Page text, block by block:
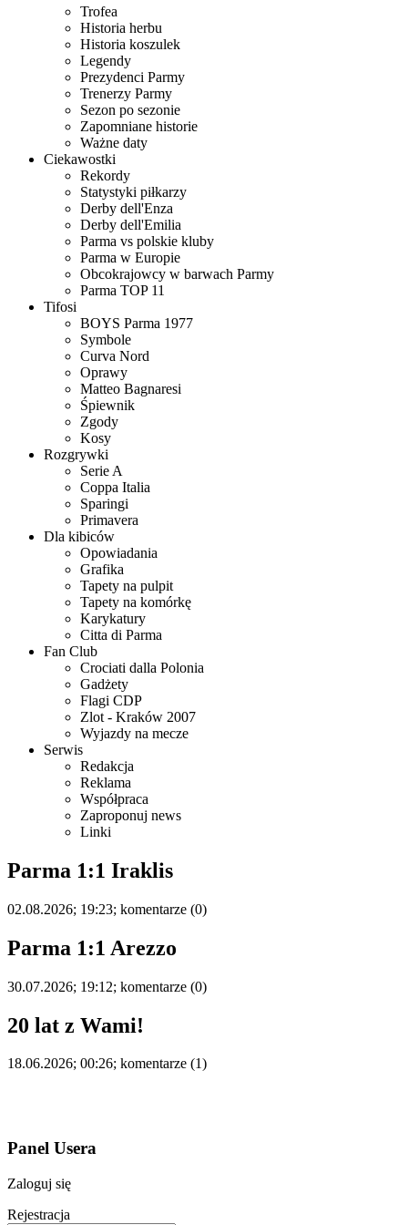
Trofea
Historia herbu
Historia koszulek
Legendy
Prezydenci Parmy
Trenerzy Parmy
Sezon po sezonie
Zapomniane historie
Ważne daty
Ciekawostki
Rekordy
Statystyki piłkarzy
Derby dell'Enza
Derby dell'Emilia
Parma vs polskie kluby
Parma w Europie
Obcokrajowcy w barwach Parmy
Parma TOP 11
Tifosi
BOYS Parma 1977
Symbole
Curva Nord
Oprawy
Matteo Bagnaresi
Śpiewnik
Zgody
Kosy
Rozgrywki
Serie A
Coppa Italia
Sparingi
Primavera
Dla kibiców
Opowiadania
Grafika
Tapety na pulpit
Tapety na komórkę
Karykatury
Citta di Parma
Fan Club
Crociati dalla Polonia
Gadżety
Flagi CDP
Zlot - Kraków 2007
Wyjazdy na mecze
Serwis
Redakcja
Reklama
Współpraca
Zaproponuj news
Linki
Parma 1:1 Iraklis
02.08.2026; 19:23; komentarze (0)
Parma 1:1 Arezzo
30.07.2026; 19:12; komentarze (0)
20 lat z Wami!
18.06.2026; 00:26; komentarze (1)
Panel Usera
Zaloguj się
Rejestracja